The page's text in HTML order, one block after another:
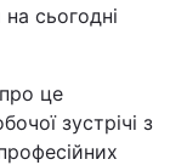
на сьогодні
це
зустрічі з